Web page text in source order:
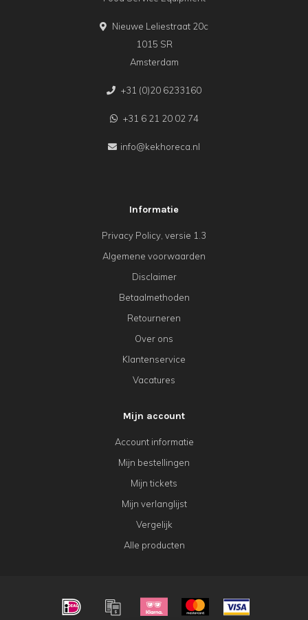
Nieuwe Leliestraat 20c
1015 SR
Amsterdam
+31 (0)20 6233160
+31 6 21 20 02 74
info@kekhoreca.nl
Informatie
Privacy Policy, versie 1.3
Algemene voorwaarden
Disclaimer
Betaalmethoden
Retourneren
Over ons
Klantenservice
Vacatures
Mijn account
Account informatie
Mijn bestellingen
Mijn tickets
Mijn verlanglijst
Vergelijk
Alle producten